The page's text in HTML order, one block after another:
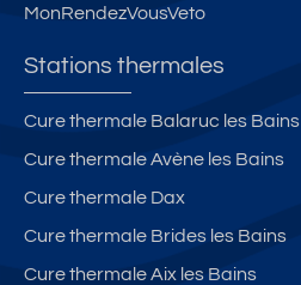
MonRendezVousVeto
Stations thermales
Cure thermale Balaruc les Bains
Cure thermale Avène les Bains
Cure thermale Dax
Cure thermale Brides les Bains
Cure thermale Aix les Bains